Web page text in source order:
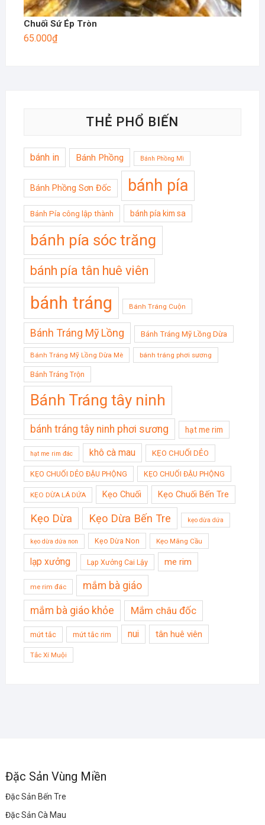
Chuối Sứ Ép Tròn
65.000₫
THẺ PHỔ BIẾN
bánh in Bánh Phồng Bánh Phồng Mì
Bánh Phồng Sơn Đốc bánh pía
Bánh Pía công lập thành bánh pía kim sa
bánh pía sóc trăng
bánh pía tân huê viên
bánh tráng Bánh Tráng Cuộn
Bánh Tráng Mỹ Lồng Bánh Tráng Mỹ Lồng Dừa
Bánh Tráng Mỹ Lồng Dừa Mè bánh tráng phơi sương
Bánh Tráng Trộn
Bánh Tráng tây ninh
bánh tráng tây ninh phơi sương hạt me rim
hạt me rim đác khô cà mau KẸO CHUỐI DẺO
KẸO CHUỐI DẺO ĐẬU PHỘNG KẸO CHUỐI ĐẬU PHỘNG
KẸO DỪA LÁ DỨA Kẹo Chuối Kẹo Chuối Bến Tre
Kẹo Dừa Kẹo Dừa Bến Tre kẹo dừa dứa
kẹo dừa dứa non Kẹo Dừa Non Kẹo Mãng Cầu
lạp xưởng Lạp Xưởng Cai Lậy me rim
me rim đác mắm bà giáo
mắm bà giáo khỏe Mắm châu đốc
mứt tắc mứt tắc rim nui tân huê viên
Tắc Xí Muội
Đặc Sản Vùng Miền
Đặc Sản Bến Tre
Đặc Sản Cà Mau